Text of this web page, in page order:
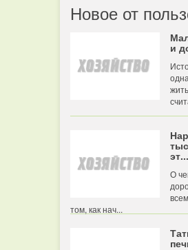
Новое от
и
эт...
О
том, как нач...